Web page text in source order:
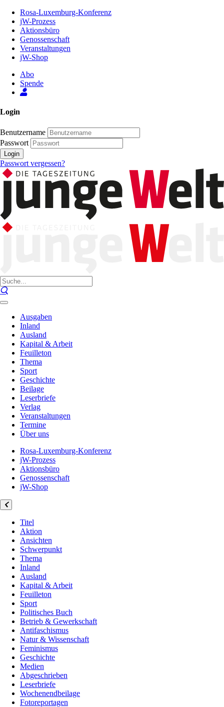
Inhalt
Seite
Rosa-Luxemburg-Konferenz
jW-Prozess
Aktionsbüro
Genossenschaft
Veranstaltungen
jW-Shop
Abo
Spende
Login
Benutzername
Passwort
Login
Passwort vergessen?
Ausgaben
Inland
Ausland
Kapital & Arbeit
Feuilleton
Thema
Sport
Geschichte
Beilage
Leserbriefe
Verlag
Veranstaltungen
Termine
Über uns
Rosa-Luxemburg-Konferenz
jW-Prozess
Aktionsbüro
Genossenschaft
jW-Shop
Titel
Aktion
Ansichten
Schwerpunkt
Thema
Inland
Ausland
Kapital & Arbeit
Feuilleton
Sport
Politisches Buch
Betrieb & Gewerkschaft
Antifaschismus
Natur & Wissenschaft
Feminismus
Geschichte
Medien
Abgeschrieben
Leserbriefe
Wochenendbeilage
Fotoreportagen